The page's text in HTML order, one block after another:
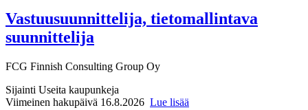
Vastuusuunnittelija, tietomallintava
suunnittelija
FCG Finnish Consulting Group Oy
Sijainti Useita kaupunkeja
Viimeinen hakupäivä 16.8.2026 Lue lisää